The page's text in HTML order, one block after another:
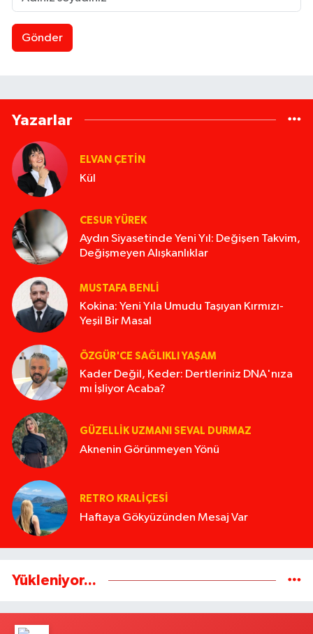
Gönder
Yazarlar
ELVAN ÇETIN
Kül
CESUR YÜREK
Aydın Siyasetinde Yeni Yıl: Değişen Takvim,
Değişmeyen Alışkanlıklar
MUSTAFA BENLI
Kokina: Yeni Yıla Umudu Taşıyan Kırmızı-
Yeşil Bir Masal
ÖZGÜR'CE SAĞLIKLI YAŞAM
Kader Değil, Keder: Dertleriniz DNA'nıza
mı İşliyor Acaba?
GÜZELLIK UZMANI SEVAL DURMAZ
Aknenin Görünmeyen Yönü
RETRO KRALIÇESI
Haftaya Gökyüzünden Mesaj Var
Yükleniyor...